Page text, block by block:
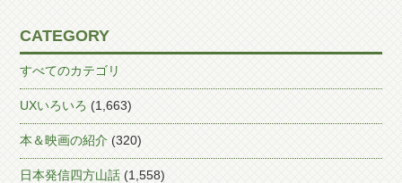
CATEGORY
すべてのカテゴリ
UXいろいろ (1,663)
本＆映画の紹介 (320)
日本発信四方山話 (1,558)